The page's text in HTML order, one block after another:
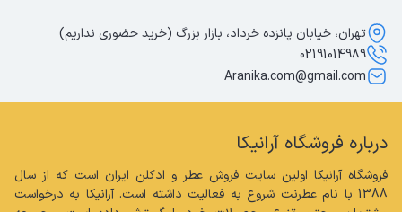
درباره فروشگاه آرانیکا
تهران، خیابان پانزده خرداد، بازار بزرگ (خرید حضوری نداریم)
02191014989
Aranika.com@gmail.com